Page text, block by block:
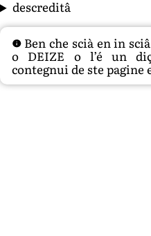
descreditâ
Ben che scià en in
o DEIZE o l’é un
contegnui de ste